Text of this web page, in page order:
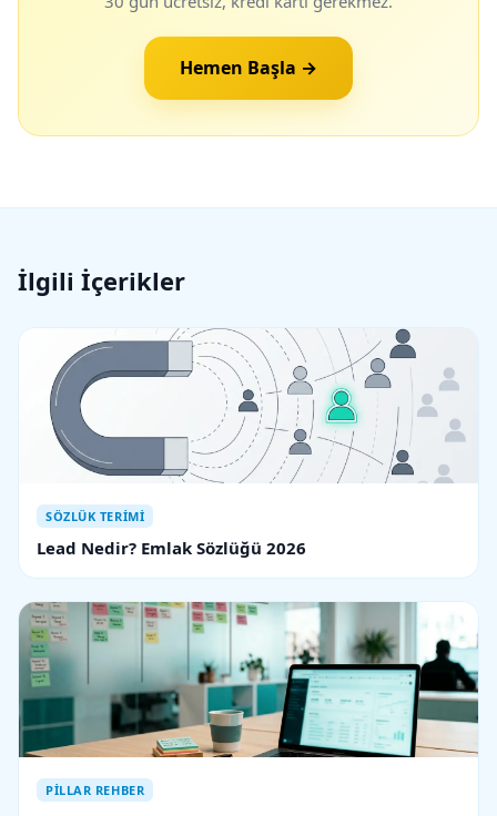
Hemen Başla →
İlgili İçerikler
SÖZLÜK TERIMI
Lead Nedir? Emlak Sözlüğü 2026
PILLAR REHBER